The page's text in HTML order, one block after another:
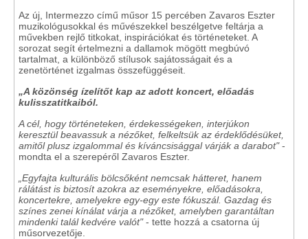
Az új, Intermezzo című műsor 15 percében Zavaros Eszter
muzikológusokkal és művészekkel beszélgetve feltárja a
művekben rejlő titkokat, inspirációkat és történeteket. A
sorozat segít értelmezni a dallamok mögött megbúvó
tartalmat, a különböző stílusok sajátosságait és a
zenetörténet izgalmas összefüggéseit.
„A közönség ízelítőt kap az adott koncert, előadás
kulisszatitkaiból.
A cél, hogy történeteken, érdekességeken, interjúkon
keresztül beavassuk a nézőket, felkeltsük az érdeklődésüket,
amitől plusz izgalommal és kíváncsisággal várják a darabot"-
mondta el a szerepéről Zavaros Eszter.
„Egyfajta kulturális bölcsőként nemcsak hátteret, hanem
rálátást is biztosít azokra az eseményekre, előadásokra,
koncertekre, amelyekre egy-egy este fókuszál. Gazdag és
színes zenei kínálat várja a nézőket, amelyben garantáltan
mindenki talál kedvére valót"- tette hozzá a csatorna új
műsorvezetője.